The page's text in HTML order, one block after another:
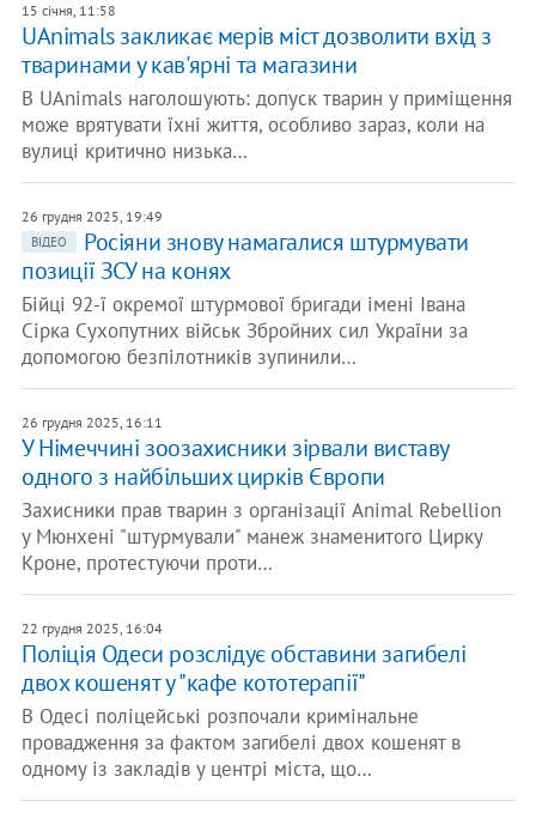
15 січня, 11:58
UAnimals закликає мерів міст дозволити вхід з
тваринами у кав'ярні та магазини
В UAnimals наголошують: допуск тварин у приміщення
може врятувати їхні життя, особливо зараз, коли на
вулиці критично низька…
26 грудня 2025, 19:49
ВІДЕО
Росіяни знову намагалися штурмувати
позиції ЗСУ на конях
Бійці 92-ї окремої штурмової бригади імені Івана
Сірка Сухопутних військ Збройних сил України за
допомогою безпілотників зупинили…
26 грудня 2025, 16:11
У Німеччині зоозахисники зірвали виставу
одного з найбільших цирків Європи
Захисники прав тварин з організації Animal Rebellion
у Мюнхені "штурмували" манеж знаменитого Цирку
Кроне, протестуючи проти…
22 грудня 2025, 16:04
Поліція Одеси розслідує обставини загибелі
двох кошенят у "кафе кототерапії"
В Одесі поліцейські розпочали кримінальне
провадження за фактом загибелі двох кошенят в
одному із закладів у центрі міста, що…